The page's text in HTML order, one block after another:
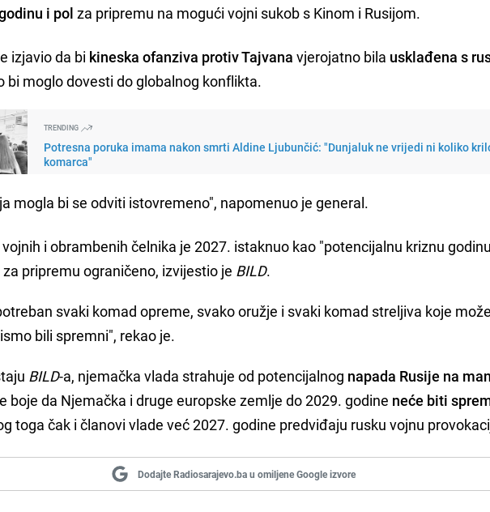
i pol za pripremu na mogući vojni sukob s Kinom i Rusijom.
izjavio da bi kineska ofanziva protiv Tajvana vjerojatno bila usklađena s
bi moglo dovesti do globalnog konflikta.
TRENDING
Potresna poruka imama nakon smrti Aldine Ljubunčić: "Dunjaluk ne vrijedi ni koliko
komarca"
mogla bi se odviti istovremeno", napomenuo je general.
i obrambenih čelnika je 2027. istaknuo kao "potencijalnu kriznu
pripremu ograničeno, izvijestio je BILD.
svaki komad opreme, svako oružje i svaki komad streljiva koje
bili spremni", rekao je.
BILD-a, njemačka vlada strahuje od potencijalnog napada Rusije na
boje da Njemačka i druge europske zemlje do 2029. godine neće biti
toga čak i članovi vlade već 2027. godine predviđaju rusku vojnu
Dodajte Radiosarajevo.ba u omiljene Google izvore